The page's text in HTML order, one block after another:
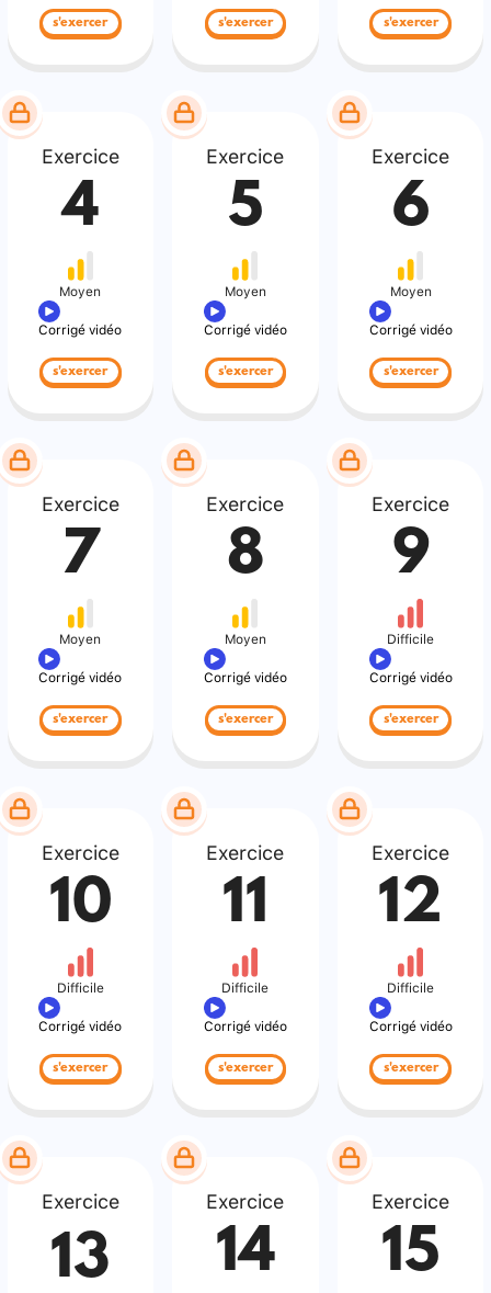
s'exercer s'exercer s'exercer
Exercice
4
Moyen
Corrigé vidéo
s'exercer
Exercice
5
Moyen
Corrigé vidéo
s'exercer
Exercice
6
Moyen
Corrigé vidéo
s'exercer
Exercice
7
Moyen
Corrigé vidéo
s'exercer
Exercice
8
Moyen
Corrigé vidéo
s'exercer
Exercice
9
Difficile
Corrigé vidéo
s'exercer
Exercice
10
Difficile
Corrigé vidéo
s'exercer
Exercice
11
Difficile
Corrigé vidéo
s'exercer
Exercice
12
Difficile
Corrigé vidéo
s'exercer
Exercice
13
Exercice
14
Exercice
15